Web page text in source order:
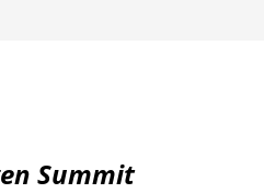
Summit